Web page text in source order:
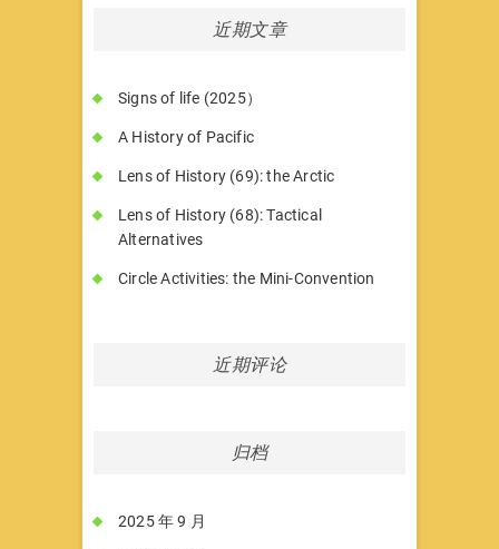
近期文章
Signs of life (2025）
A History of Pacific
Lens of History (69): the Arctic
Lens of History (68): Tactical
Alternatives
Circle Activities: the Mini-Convention
近期评论
归档
2025 年 9 月